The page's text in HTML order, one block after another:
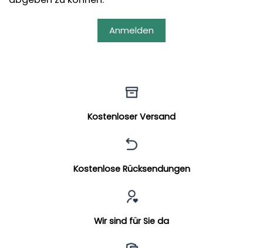
Anmelden
Kostenloser Versand
Kostenlose Rücksendungen
Wir sind für Sie da